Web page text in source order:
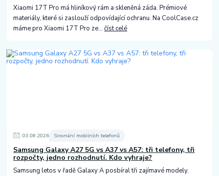
Xiaomi 17T Pro má hliníkový rám a skleněná záda. Prémiové
materiály, které si zaslouží odpovídající ochranu. Na CoolCase.cz
máme pro Xiaomi 17T Pro ze...číst celé
03.08.2026 Srovnání mobilních telefonů
Samsung Galaxy A27 5G vs A37 vs A57: tři telefony, tři
rozpočty, jedno rozhodnutí. Kdo vyhraje?
Samsung letos v řadě Galaxy A posbíral tři zajímavé modely.